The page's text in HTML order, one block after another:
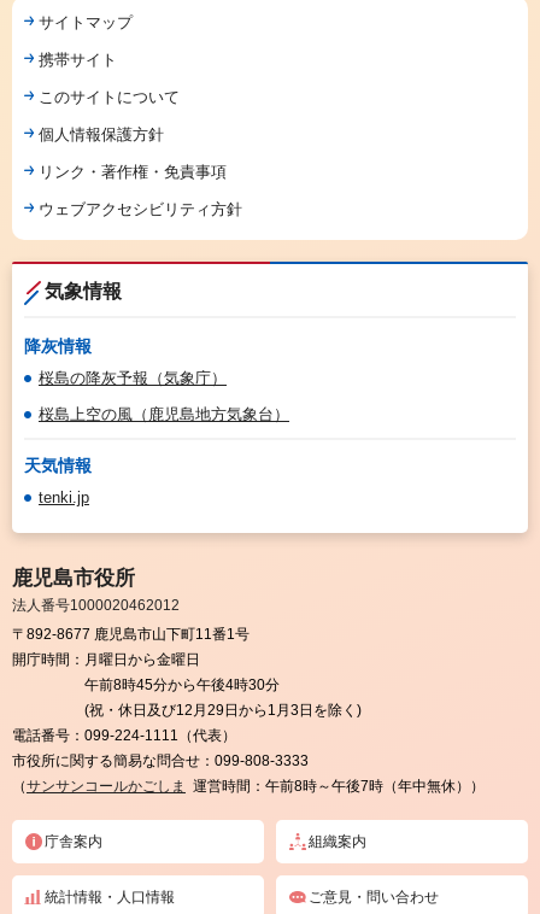
サイトマップ
携帯サイト
このサイトについて
個人情報保護方針
リンク・著作権・免責事項
ウェブアクセシビリティ方針
気象情報
降灰情報
桜島の降灰予報（気象庁）
桜島上空の風（鹿児島地方気象台）
天気情報
tenki.jp
鹿児島市役所
法人番号1000020462012
〒892-8677 鹿児島市山下町11番1号
開庁時間： 月曜日から金曜日
午前8時45分から午後4時30分
(祝・休日及び12月29日から1月3日を除く)
電話番号： 099-224-1111（代表）
市役所に関する簡易な問合せ： 099-808-3333
（サンサンコールかごしま 運営時間：午前8時～午後7時（年中無休））
庁舎案内 組織案内
統計情報・人口情報 ご意見・問い合わせ